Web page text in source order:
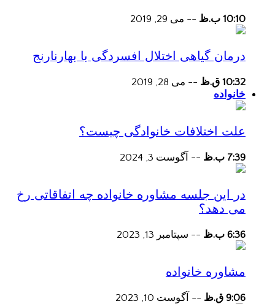
10:10 ب.ظ -- می 29, 2019
درمان گیاهی اختلال افسردگی با بهارنارنج
10:32 ق.ظ -- می 28, 2019
خانواده
علت اختلافات خانوادگی چیست؟
7:39 ب.ظ -- آگوست 3, 2024
در این جلسه مشاوره خانواده چه اتفاقاتی رخ
می دهد؟
6:36 ب.ظ -- سپتامبر 13, 2023
مشاوره خانواده
9:06 ق.ظ -- آگوست 10, 2023